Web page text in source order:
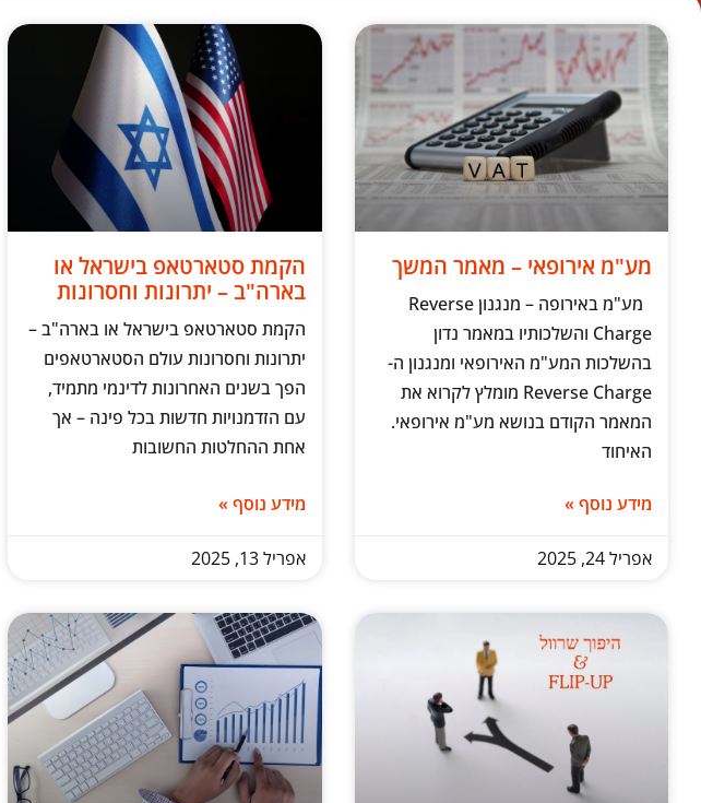
מע"מ אירופאי – מאמר המשך
מע"מ באירופה – מנגנון Reverse
Charge והשלכותיו במאמר נדון
בהשלכות המע"מ האירופאי ומנגנון ה-
Reverse Charge מומלץ לקרוא את
המאמר הקודם בנושא מע"מ אירופאי.
האיחוד
מידע נוסף »
אפריל 24, 2025
הקמת סטארטאפ בישראל או
בארה"ב – יתרונות וחסרונות
הקמת סטארטאפ בישראל או בארה"ב –
יתרונות וחסרונות עולם הסטארטאפים
הפך בשנים האחרונות לדינמי מתמיד,
עם הזדמנויות חדשות בכל פינה – אך
אחת ההחלטות החשובות
מידע נוסף »
אפריל 13, 2025